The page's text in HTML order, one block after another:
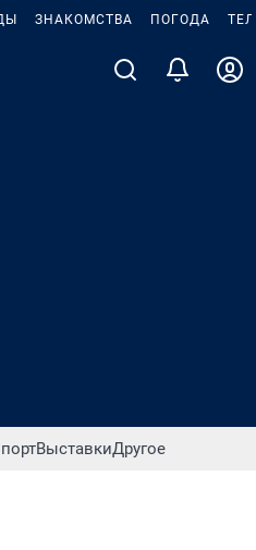
ЗНАКОМСТВА ПОГОДА
ВыставкиДругое